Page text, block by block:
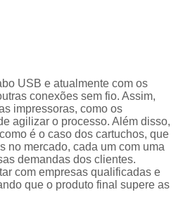
Crachá de
Crachá e
Crachá
Crachá
Crachá
USB e atualmente com os
conexões sem fio. Assim,
impressoras, como os
agilizar o processo. Além disso,
é o caso dos cartuchos, que
no mercado, cada um com uma
demandas dos clientes.
com empresas qualificadas e
que o produto final supere as